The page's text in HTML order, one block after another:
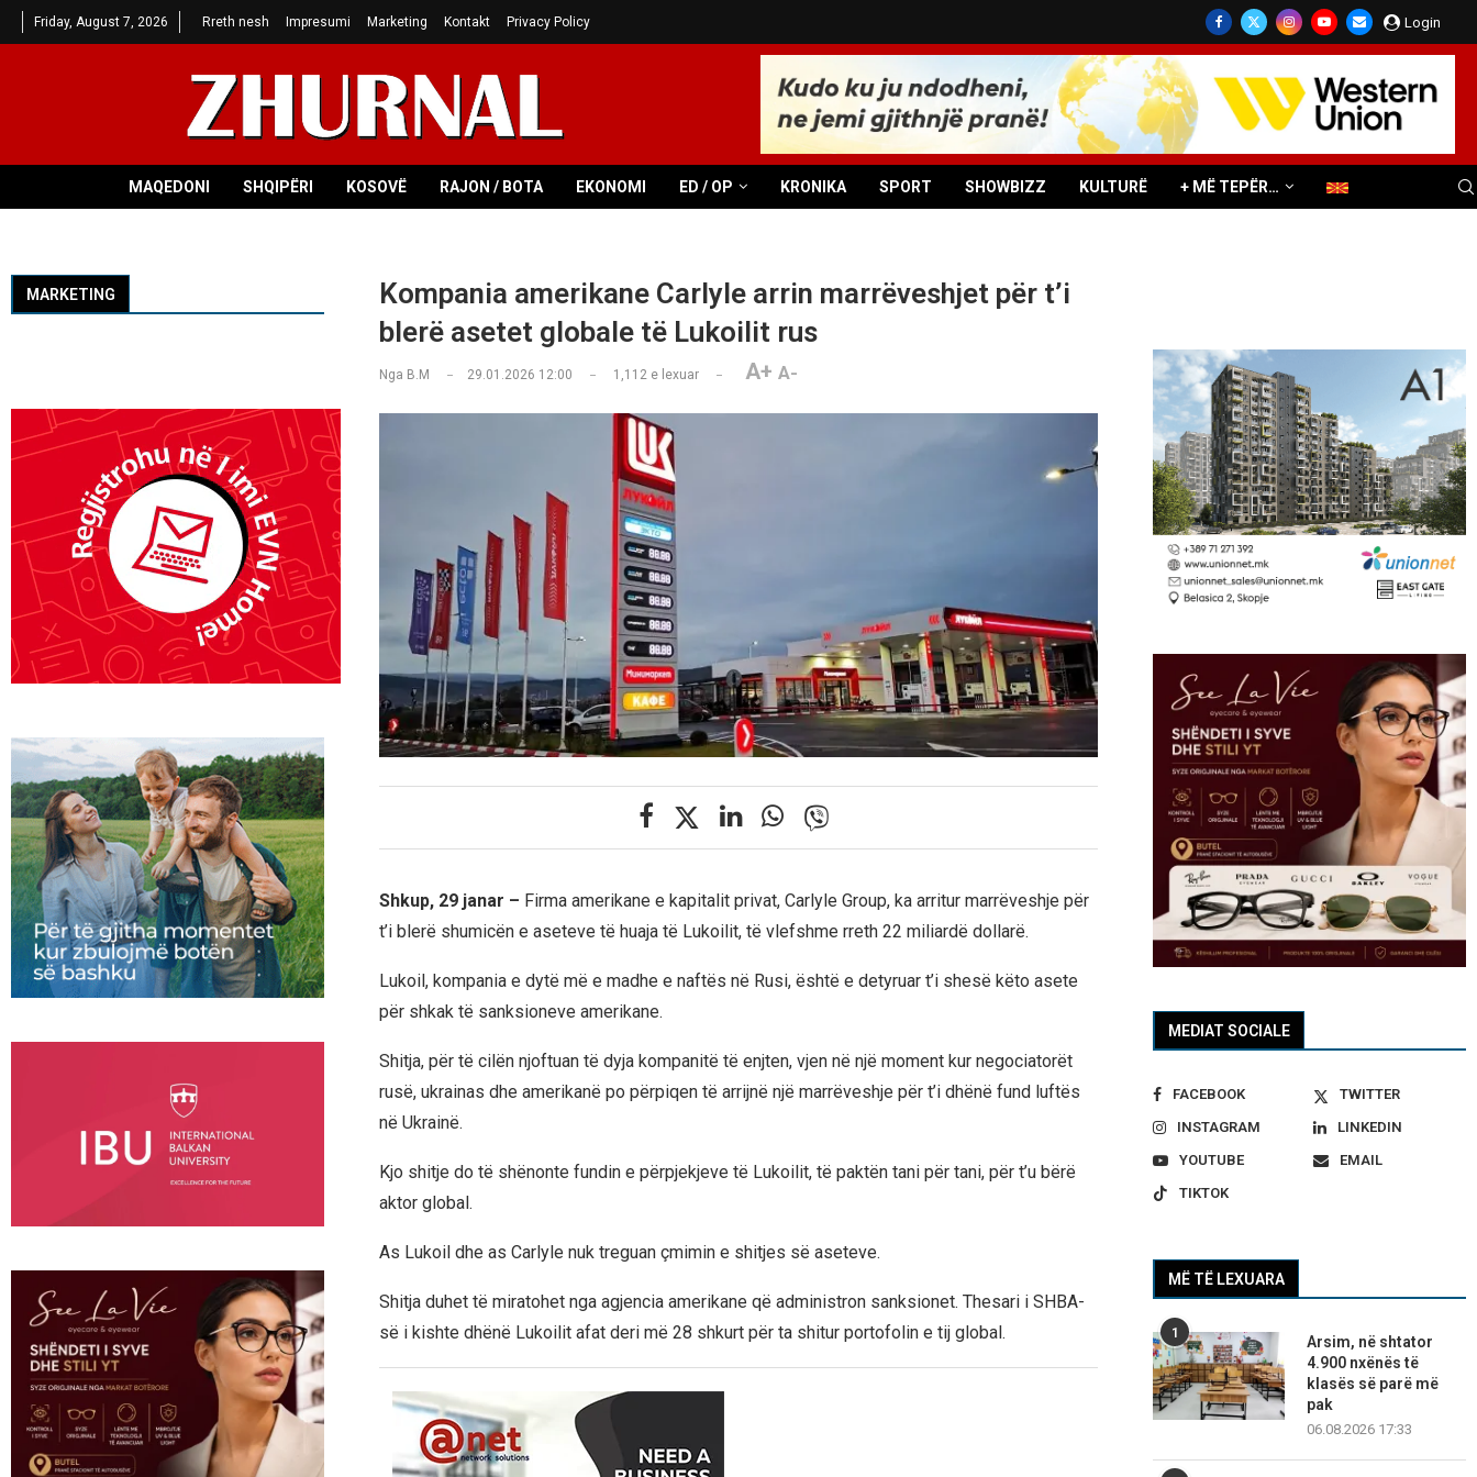
Friday, August 7, 2026 Rreth nesh Impresumi Marketing Kontakt Privacy Policy Login
MAQEDONI SHQIPËRI KOSOVË RAJON / BOTA EKONOMI ED / OP KRONIKA SPORT SHOWBIZZ KULTURË + MË TEPËR…
Kompania amerikane Carlyle arrin marrëveshjet për t’i
blerë asetet globale të Lukoilit rus
Nga B.M 29.01.2026 12:00 1,112e lexuar A+ A-
Shkup, 29 janar – Firma amerikane e kapitalit privat, Carlyle Group, ka arritur marrëveshje për
t’i blerë shumicën e aseteve të huaja të Lukoilit, të vlefshme rreth 22 miliardë dollarë.
Lukoil, kompania e dytë më e madhe e naftës në Rusi, është e detyruar t’i shesë këto asete
për shkak të sanksioneve amerikane.
Shitja, për të cilën njoftuan të dyja kompanitë të enjten, vjen në një moment kur negociatorët
rusë, ukrainas dhe amerikanë po përpiqen të arrijnë një marrëveshje për t’i dhënë fund luftës
në Ukrainë.
Kjo shitje do të shënonte fundin e përpjekjeve të Lukoilit, të paktën tani për tani, për t’u bërë
aktor global.
As Lukoil dhe as Carlyle nuk treguan çmimin e shitjes së aseteve.
Shitja duhet të miratohet nga agjencia amerikane që administron sanksionet. Thesari i SHBA-
së i kishte dhënë Lukoilit afat deri më 28 shkurt për ta shitur portofolin e tij global.
MEDIAT SOCIALE
FACEBOOK
TWITTER
INSTAGRAM
LINKEDIN
YOUTUBE
EMAIL
TIKTOK
MË TË LEXUARA
1
Arsim, në shtator
4.900 nxënës të
klasës së parë më
pak
06.08.2026 17:33
MARKETING